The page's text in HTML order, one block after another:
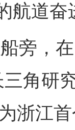
航道
，在
三角研
浙江